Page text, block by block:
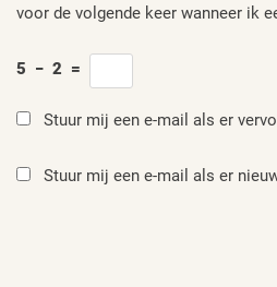
voor de volgende keer wanneer ik
5 − 2 =
Stuur mij een e-mail als er
Stuur mij een e-mail als er